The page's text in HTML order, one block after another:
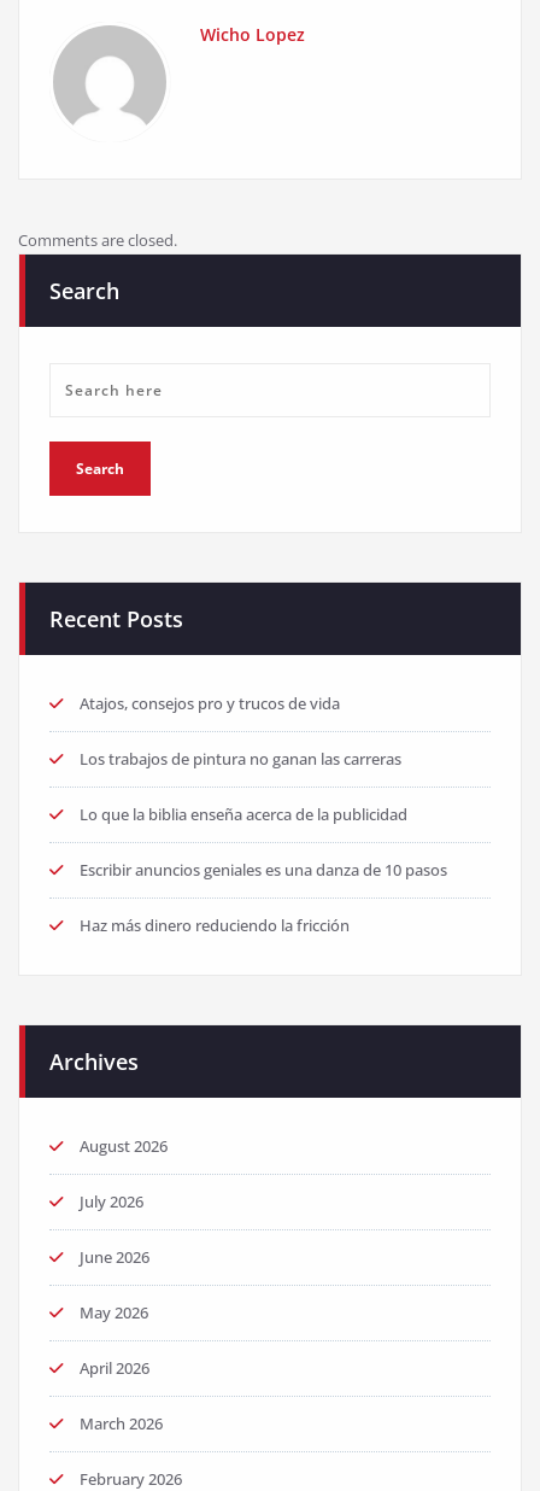
Wicho Lopez
Comments are closed.
Search
Recent Posts
Atajos, consejos pro y trucos de vida
Los trabajos de pintura no ganan las carreras
Lo que la biblia enseña acerca de la publicidad
Escribir anuncios geniales es una danza de 10 pasos
Haz más dinero reduciendo la fricción
Archives
August 2026
July 2026
June 2026
May 2026
April 2026
March 2026
February 2026